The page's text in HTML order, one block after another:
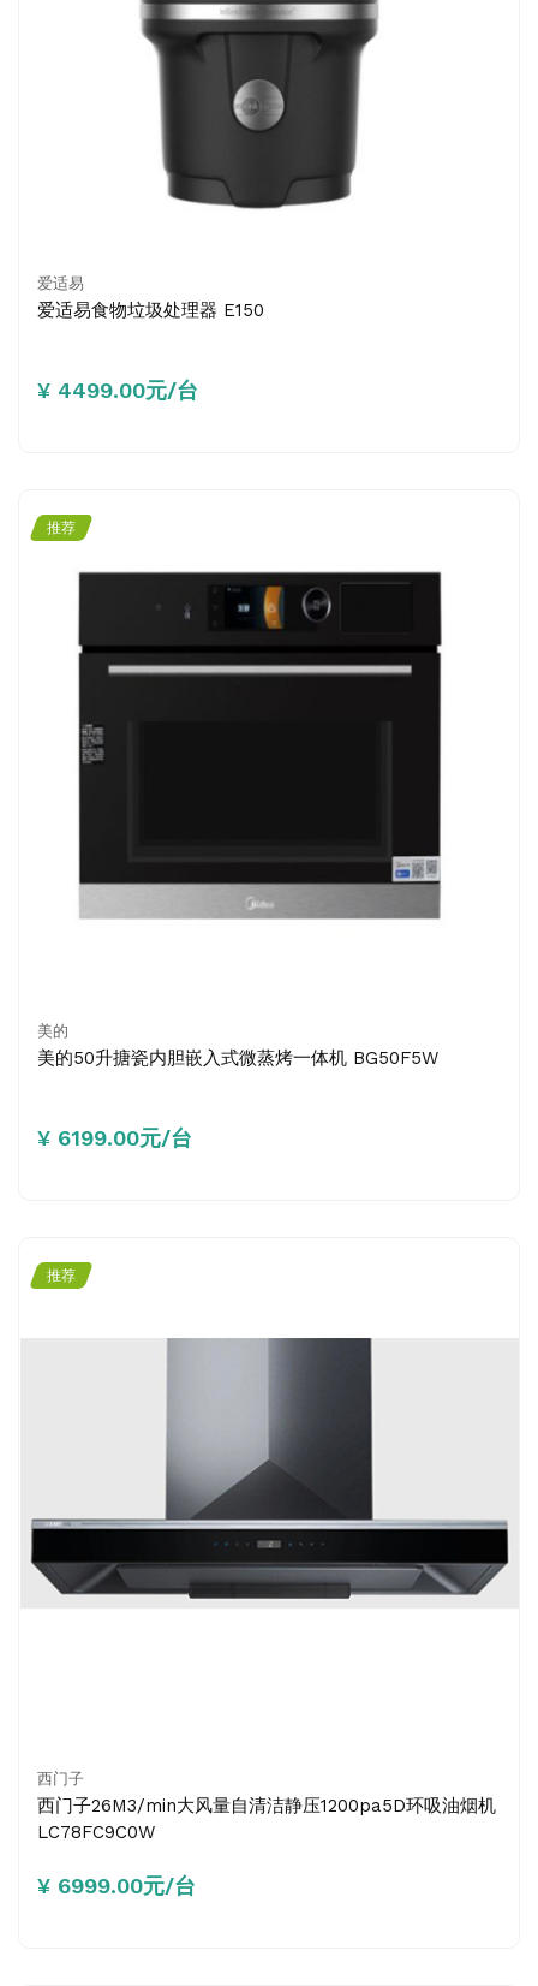
爱适易
爱适易食物垃圾处理器 E150
¥ 4499.00元/台
推荐
美的
美的50升搪瓷内胆嵌入式微蒸烤一体机 BG50F5W
¥ 6199.00元/台
推荐
西门子
西门子26M3/min大风量自清洁静压1200pa5D环吸油烟机
LC78FC9C0W
¥ 6999.00元/台